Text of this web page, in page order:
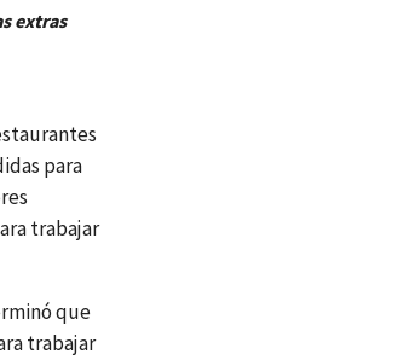
extras
para
trabajar
que
trabajar